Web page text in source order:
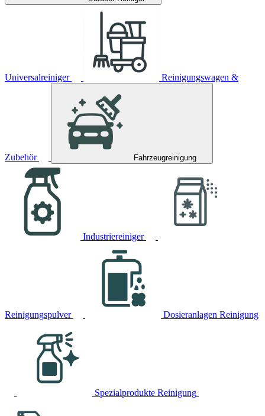
Universalreiniger Reinigungswagen &
Zubehör Fahrzeugreinigung
Industriereiniger
Reinigungspulver Dosieranlagen Reinigung
Spezialprodukte Reinigung